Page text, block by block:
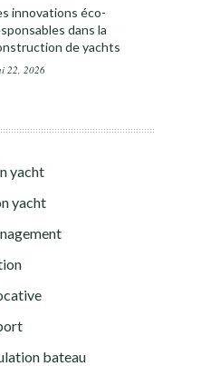
innovations éco-
dans la
de yachts
22, 2026
yacht
yacht
bateau